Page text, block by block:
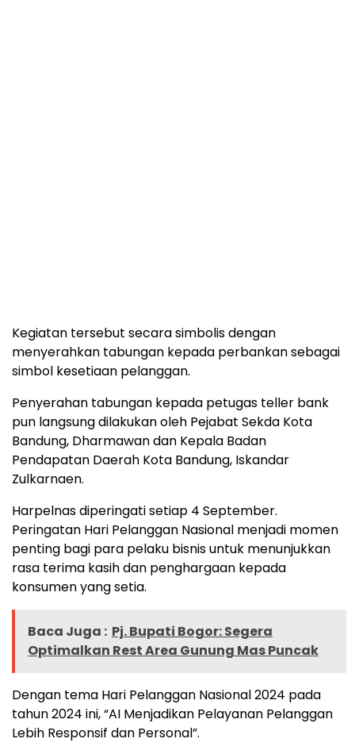
Kegiatan tersebut secara simbolis dengan
menyerahkan tabungan kepada perbankan sebagai
simbol kesetiaan pelanggan.
Penyerahan tabungan kepada petugas teller bank
pun langsung dilakukan oleh Pejabat Sekda Kota
Bandung, Dharmawan dan Kepala Badan
Pendapatan Daerah Kota Bandung, Iskandar
Zulkarnaen.
Harpelnas diperingati setiap 4 September.
Peringatan Hari Pelanggan Nasional menjadi momen
penting bagi para pelaku bisnis untuk menunjukkan
rasa terima kasih dan penghargaan kepada
konsumen yang setia.
Baca Juga : Pj. Bupati Bogor: Segera
Optimalkan Rest Area Gunung Mas Puncak
Dengan tema Hari Pelanggan Nasional 2024 pada
tahun 2024 ini, “AI Menjadikan Pelayanan Pelanggan
Lebih Responsif dan Personal”.